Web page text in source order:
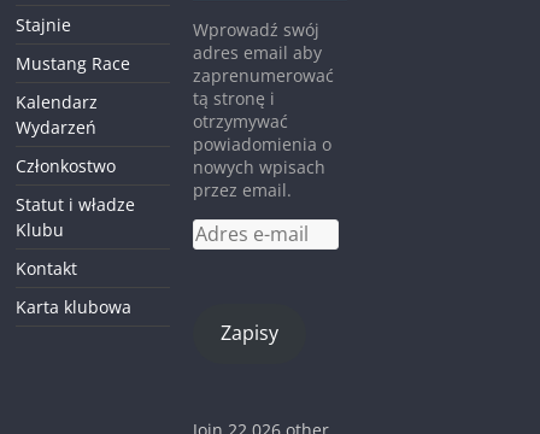
Stajnie
Mustang Race
Kalendarz
Wydarzeń
Członkostwo
Statut i władze
Klubu
Kontakt
Karta klubowa
Wprowadź swój
adres email aby
zaprenumerować
tą stronę i
otrzymywać
powiadomienia o
nowych wpisach
przez email.
Adres
e-
Zapisy
Join 22 026 other